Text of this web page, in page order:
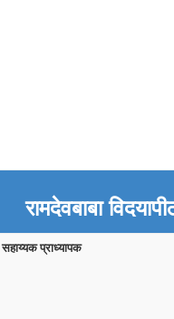
रामदेवबाबा
सहाय्यक प्राध्यापक